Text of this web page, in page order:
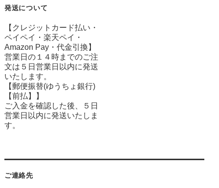
発送について
【クレジットカード払い・
ペイペイ・楽天ペイ・
Amazon Pay・ 代金引換】
営業日の１４時までのご注
文は５日営業日以内に発送
いたします。
【郵便振替(ゆうちょ銀行)
【前払】】
ご入金を確認した後、５日
営業日以内に発送いたしま
す。
ご連絡先